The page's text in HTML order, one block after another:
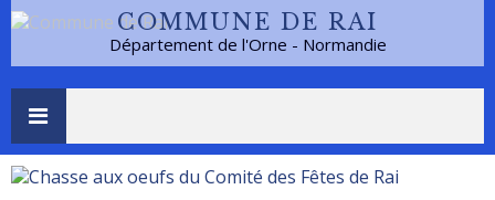
COMMUNE DE RAI
Département de l'Orne - Normandie